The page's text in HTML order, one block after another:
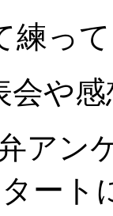
練っ
会や
アン
ート